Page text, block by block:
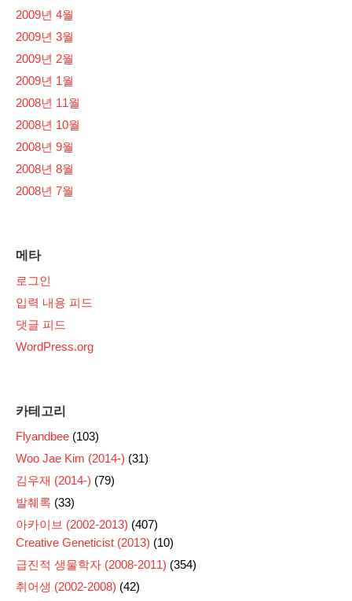
2009년 4월
2009년 3월
2009년 2월
2009년 1월
2008년 11월
2008년 10월
2008년 9월
2008년 8월
2008년 7월
메타
로그인
입력 내용 피드
댓글 피드
WordPress.org
카테고리
Flyandbee (103)
Woo Jae Kim (2014-) (31)
김우재 (2014-) (79)
발췌록 (33)
아카이브 (2002-2013) (407)
Creative Geneticist (2013) (10)
급진적 생물학자 (2008-2011) (354)
취어생 (2002-2008) (42)